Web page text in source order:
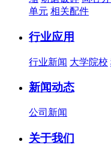
单元 相关配件
行业应用
行业新闻 大学院校
新闻动态
公司新闻
关于我们